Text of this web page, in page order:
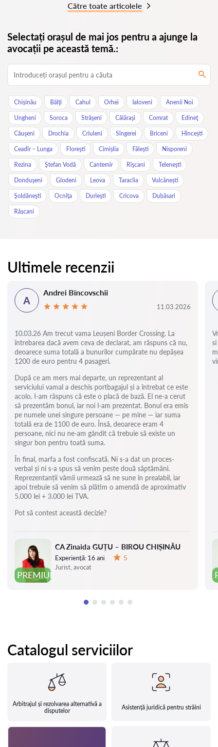
Către toate articolele
Selectați orașul de mai jos pentru a ajunge la
avocații pe această temă.:
Chișinău Bălţi Cahul Orhei Ialoveni Anenii Noi
Ungheni Soroca Străşeni Călăraşi Comrat Edineţ
Căuşeni Drochia Criuleni Sîngerei Briceni Hînceşti
Ceadîr – Lunga Floreşti Cimişlia Făleşti Nisporeni
Rezina Ştefan Vodă Cantemir Rîşcani Teleneşti
Donduşeni Glodeni Leova Taraclia Vulcăneşti
Şoldăneşti Ocniţa Durleşti Cricova Dubăsari
Râșcani
Ultimele recenzii
PREMIUM
CA Zinaida GUȚU – BIROU CHIȘINĂU
Experiență: 16 ani
5
Jurist, avocat
A
Andrei Bincovschii
11.03.2026
10.03.26 Am trecut vama Leușeni Border Crossing. La
întrebarea dacă avem ceva de declarat, am răspuns că nu,
deoarece suma totală a bunurilor cumpărate nu depășea
1200 de euro pentru 4 pasageri.
După ce am mers mai departe, un reprezentant al
serviciului vamal a deschis portbagajul și a întrebat ce este
acolo. I-am răspuns că este o placă de bază. El ne-a cerut
să prezentăm bonul, iar noi l-am prezentat. Bonul era emis
pe numele unei singure persoane — pe mine — iar suma
totală era de 1100 de euro. Însă, deoarece eram 4
persoane, nici nu ne-am gândit că trebuie să existe un
singur bon pentru toată suma.
În final, marfa a fost confiscată. Ni s-a dat un proces-
verbal și ni s-a spus să venim peste două săptămâni.
Reprezentanții vămii urmează să ne sune în prealabil, iar
apoi trebuie să venim să plătim o amendă de aproximativ
5.000 lei + 3.000 lei TVA.
Pot să contest această decizie?
Catalogul serviciilor
Arbitrajul și rezolvarea alternativă a
disputelor
Asistență juridică pentru străini